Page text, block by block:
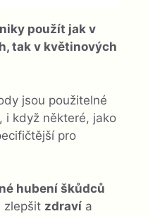
použít jak v
tak v květinových
jsou použitelné
i když některé, jako
pro
hubení škůdců
zlepšit zdraví a